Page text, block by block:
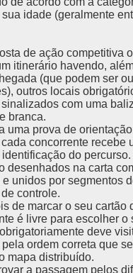
idade (geralmente
de ação competitiva
itinerário havendo,
(que podem ser
outros locais
com uma
branca.
uma prova de
concorrente recebe
do
desenhados na carta
unidos por segmentos
controle.
de marcar o seu cartão
é livre para escolher o
deve
ordem correta que
mapa distribuído.
a passagem pelos